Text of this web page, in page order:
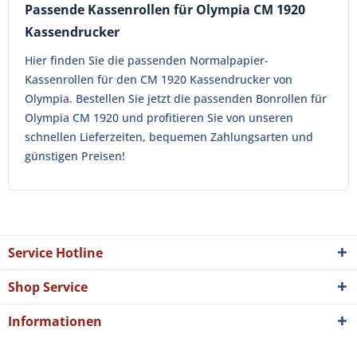
Passende Kassenrollen für Olympia CM 1920
Kassendrucker
Hier finden Sie die passenden Normalpapier-
Kassenrollen für den CM 1920 Kassendrucker von
Olympia. Bestellen Sie jetzt die passenden Bonrollen für
Olympia CM 1920 und profitieren Sie von unseren
schnellen Lieferzeiten, bequemen Zahlungsarten und
günstigen Preisen!
Service Hotline
Shop Service
Informationen